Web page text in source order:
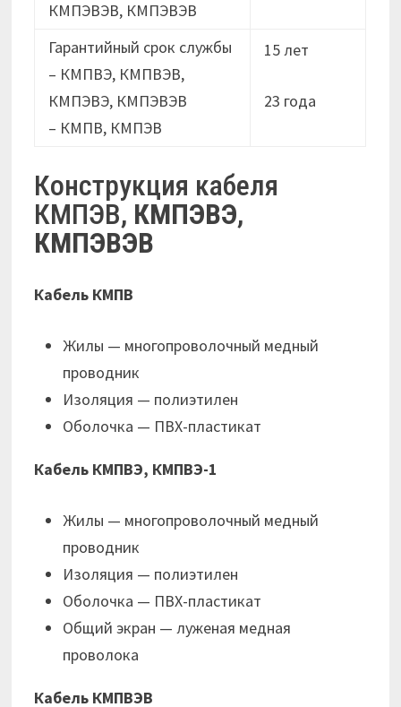
КМПЭВЭВ, КМПЭВЭВ
Гарантийный срок службы
– КМПВЭ, КМПВЭВ,
КМПЭВЭ, КМПЭВЭВ
– КМПВ, КМПЭВ
15 лет
23 годa
Конструкция кабеля
КМПЭВ, КМПЭВЭ,
КМПЭВЭВ
Кабель КМПВ
Жилы — многопроволочный медный
проводник
Изоляция — полиэтилен
Оболочка — ПВХ-пластикат
Кабель КМПВЭ, КМПВЭ-1
Жилы — многопроволочный медный
проводник
Изоляция — полиэтилен
Оболочка — ПВХ-пластикат
Общий экран — луженая медная
проволока
Кабель КМПВЭВ